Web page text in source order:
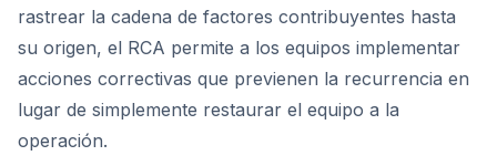
rastrear la cadena de factores contribuyentes hasta
su origen, el RCA permite a los equipos implementar
acciones correctivas que previenen la recurrencia en
lugar de simplemente restaurar el equipo a la
operación.